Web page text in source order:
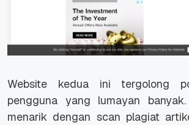
Website kedua ini tergolong
pengguna yang lumayan
menarik dengan scan plagiat